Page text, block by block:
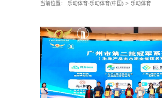
当前位置： 乐动体育-乐动体育(中国) > 乐动体育